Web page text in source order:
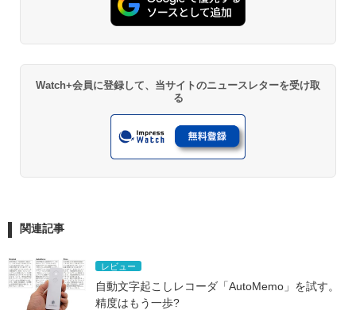
Watch+会員に登録して、当サイトのニュースレターを受け取
る
関連記事
レビュー
自動文字起こしレコーダ「AutoMemo」を試す。
精度はもう一歩?